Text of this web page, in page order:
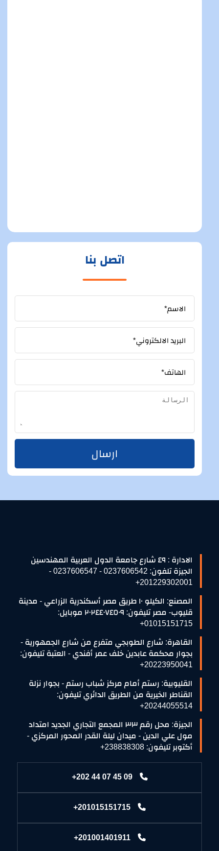
اتصل بنا
ارسال
الادارة : ٤٩ شارع جامعة الدول العربية المهندسين
الجيزة تلفون: 0237606542 - 0237606547 -
201229302001+
المصنع: الكيلو ١٠ طريق مصر أسكندرية الزراعي - مدينة
قليوب- مصر تليفون: ٢٠٢٤٤٠٧٤٥٠٩ موبايل:
01015151715+
القاهرة: شارع الطوبجي متفرع من شارع الجمهورية -
بجوار محكمة عابدين خلف عمر أفندي - العتبة تليفون:
20223950041+
القليوبية: رستم أمام مركز شباب رستم - بجوار نزلة
القناطر الخيرية من الطريق الدائري تليفون:
20244055514+
الجيزة: محل رقم ٣٣ المجمع التجاري الجديد امتداد
مول علي الدين - ميدان ليلة القدر المحور المركزي -
أكتوبر تليفون: 238838308+
+202 44 07 45 09
+201015151715
+201001401911